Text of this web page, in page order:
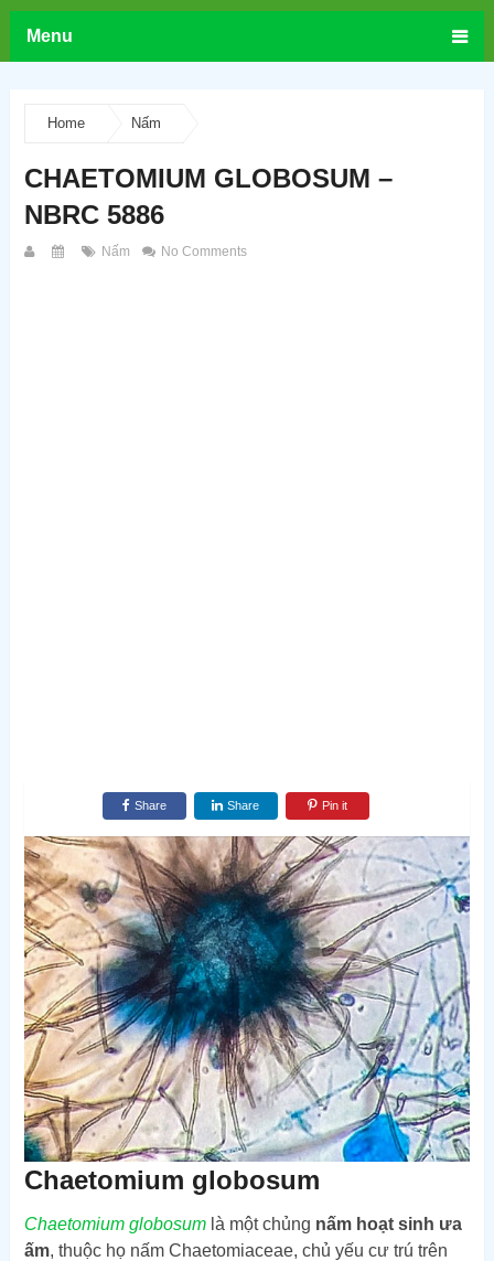
Menu
Home Nấm
CHAETOMIUM GLOBOSUM –
NBRC 5886
Nấm No Comments
Share Share Pin it
Chaetomium globosum
Chaetomium globosumlà một chủng nấm hoạt sinh ưa
ấm, thuộc họ nấm Chaetomiaceae, chủ yếu cư trú trên